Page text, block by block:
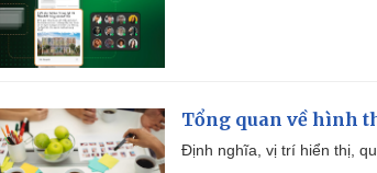
Tổng quan về hình
Định nghĩa, vị trí hiển thị,